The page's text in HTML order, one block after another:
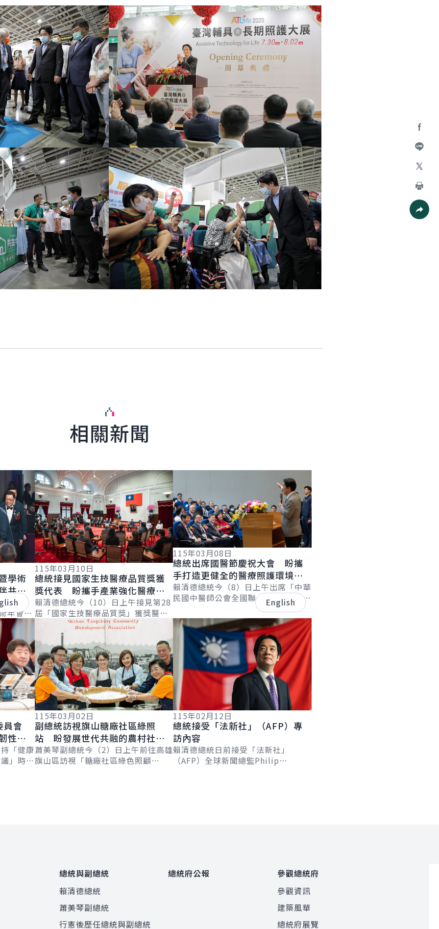
加入好
列印
相關新聞
學術
共同
席
年會晚
服務
夥伴
詳細內容
115年03月10日
總統接見國家生技醫療品質獎獲
獎代表 盼攜手產業強化醫療韌
性 讓臺灣技術走向國際
賴清德總統今（10）日上午接見第28
屆「國家生技醫療品質獎」獲獎醫護
機構暨生醫產業代表，感謝所有獲獎
機構對臺灣生技醫療發展的貢獻。並
表示，生...
詳細內容
115年03月08日
總統出席國醫節慶祝大會 盼攜
手打造更健全的醫療照護環境
共同為國人健康努力
賴清德總統今（8）日上午出席「中華
民國中醫師公會全國聯合會慶祝第96
屆國醫節暨2026國際中醫藥臨床學術
大會」時表示，政府將持續推動長照
3....
員會
性整
性
「健康
」時表
115年03月02日
副總統訪視旗山糖廠社區綠照
站 盼發展世代共融的農村社
區 促進社會安定
蕭美琴副總統今（2）日上午前往高雄
旗山區訪視「糖廠社區綠色照顧
詳細內容
115年02月12日
總統接受「法新社」（AFP）專
訪內容
賴清德總統日前接受「法新社」
（AFP）全球新聞總監Philip
English
總統與副總統
賴清德總統
蕭美琴副總統
行憲後歷任總統與副總統
總統府公報
參觀總統府
參觀資訊
建築風華
總統府展覽